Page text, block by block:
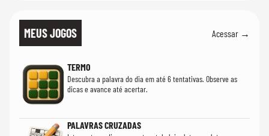
MEUS JOGOS Acessar →
TERMO
Descubra a palavra do dia em até 6 tentativas. Observe as
dicas e avance até acertar.
PALAVRAS CRUZADAS